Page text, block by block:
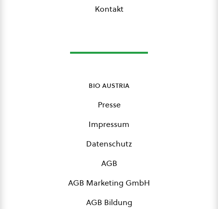
Kontakt
bio austria
Presse
Impressum
Datenschutz
AGB
AGB Marketing GmbH
AGB Bildung